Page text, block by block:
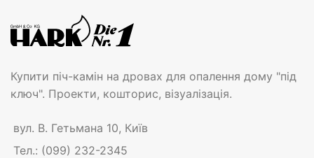
Купити піч-камін на дровах для опалення дому "під
ключ". Проекти, кошторис, візуалізація.
вул. В. Гетьмана 10, Київ
Тел.: (099) 232-2345